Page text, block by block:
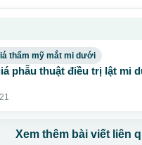
thẩm mỹ mắt mi dưới
phẫu thuật điều trị lật mi
Xem thêm bài viết liên